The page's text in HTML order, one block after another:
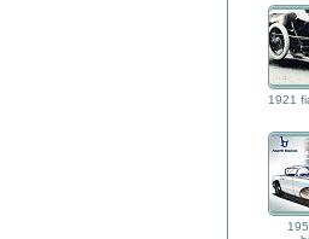
1921